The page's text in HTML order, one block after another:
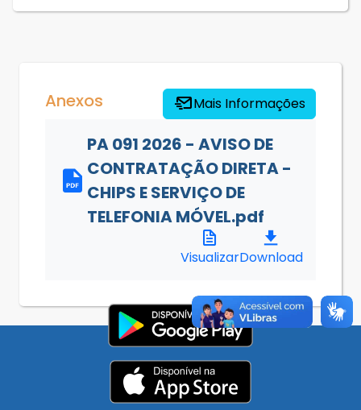
Anexos Mais Informações
PA 091 2026 - AVISO DE
CONTRATAÇÃO DIRETA -
CHIPS E SERVIÇO DE
TELEFONIA MÓVEL.pdf
VisualizarDownload